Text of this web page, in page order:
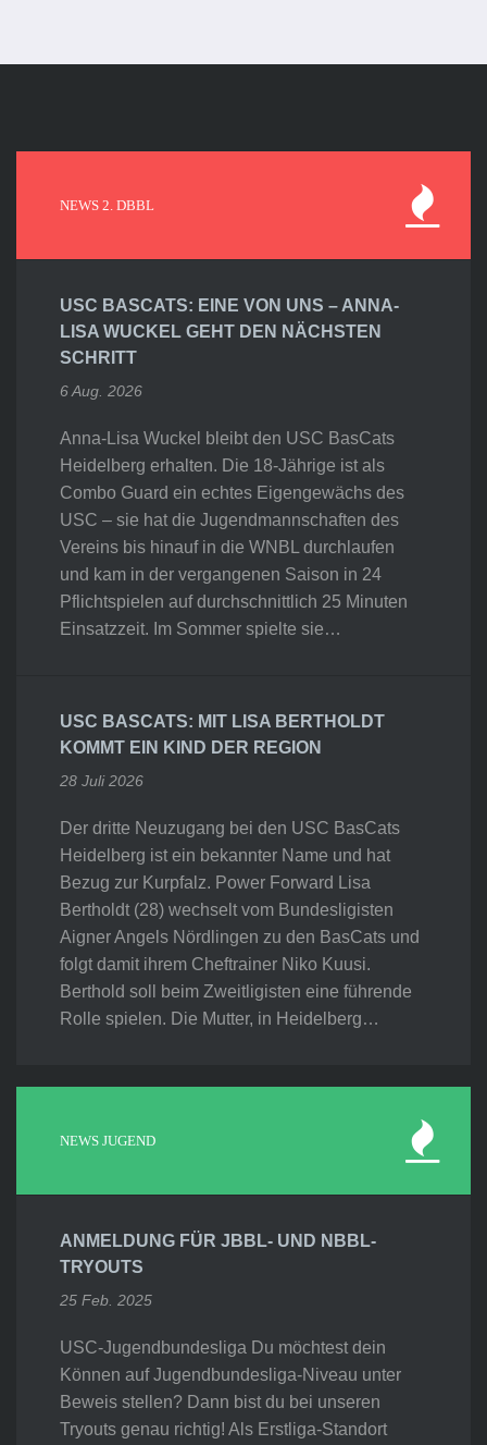
NEWS 2. DBBL
USC BASCATS: EINE VON UNS – ANNA-
LISA WUCKEL GEHT DEN NÄCHSTEN
SCHRITT
6 Aug. 2026
Anna-Lisa Wuckel bleibt den USC BasCats
Heidelberg erhalten. Die 18-Jährige ist als
Combo Guard ein echtes Eigengewächs des
USC – sie hat die Jugendmannschaften des
Vereins bis hinauf in die WNBL durchlaufen
und kam in der vergangenen Saison in 24
Pflichtspielen auf durchschnittlich 25 Minuten
Einsatzzeit. Im Sommer spielte sie…
USC BASCATS: MIT LISA BERTHOLDT
KOMMT EIN KIND DER REGION
28 Juli 2026
Der dritte Neuzugang bei den USC BasCats
Heidelberg ist ein bekannter Name und hat
Bezug zur Kurpfalz. Power Forward Lisa
Bertholdt (28) wechselt vom Bundesligisten
Aigner Angels Nördlingen zu den BasCats und
folgt damit ihrem Cheftrainer Niko Kuusi.
Berthold soll beim Zweitligisten eine führende
Rolle spielen. Die Mutter, in Heidelberg…
NEWS JUGEND
ANMELDUNG FÜR JBBL- UND NBBL-
TRYOUTS
25 Feb. 2025
USC-Jugendbundesliga Du möchtest dein
Können auf Jugendbundesliga-Niveau unter
Beweis stellen? Dann bist du bei unseren
Tryouts genau richtig! Als Erstliga-Standort